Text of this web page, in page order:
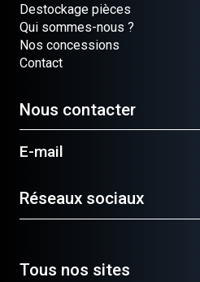
Destockage pièces
Qui sommes-nous ?
Nos concessions
Contact
Nous contacter
E-mail
Réseaux sociaux
Tous nos sites